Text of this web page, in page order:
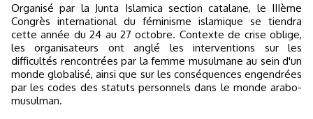
Organisé par la Junta Islamica section catalane, le IIIème
Congrès international du féminisme islamique se tiendra
cette année du 24 au 27 octobre. Contexte de crise oblige,
les organisateurs ont anglé les interventions sur les
difficultés rencontrées par la femme musulmane au sein d'un
monde globalisé, ainsi que sur les conséquences engendrées
par les codes des statuts personnels dans le monde arabo-
musulman.